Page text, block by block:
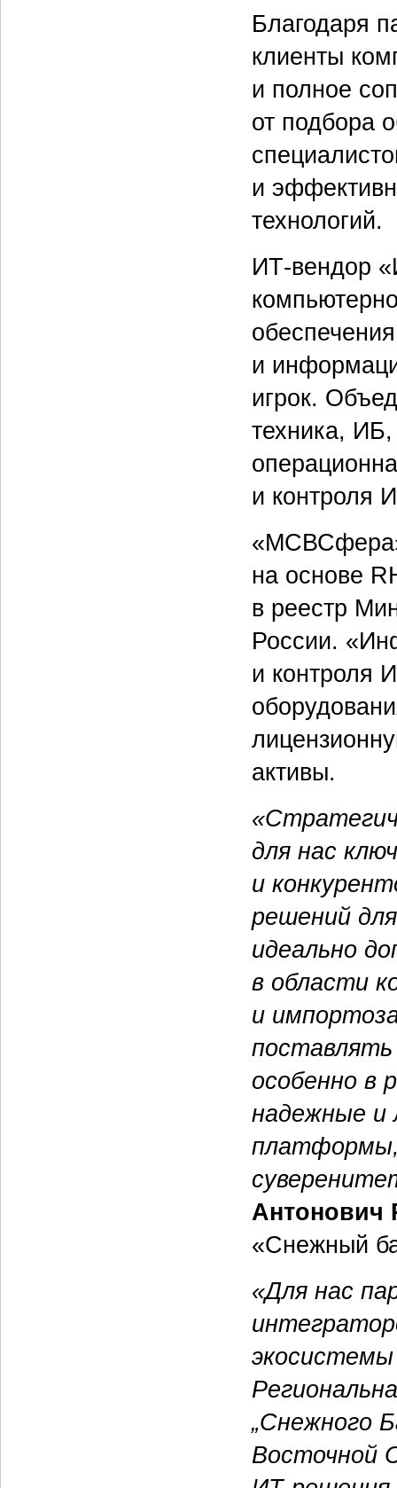
Благодаря
клиенты
и полное
от подбора
и
технологий.
ИТ-вендор
и
игрок.
техника,
и контроля
на основе
в реестр
России.
и контроля
активы.
для нас
и
решений
идеально
в области
и
поставлять
особенно в
надежные и
Антонович
«Снежный
«Для нас
„Снежного
Восточной